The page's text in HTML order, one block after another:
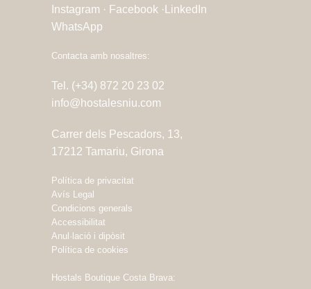
Instagram · Facebook · LinkedIn
WhatsApp
Contacta amb nosaltres:
Tel. (+34) 872 20 23 02
info@hostalesniu.com
Carrer dels Pescadors, 13,
17212 Tamariu, Girona
Política de privacitat
Avís Legal
Condicions generals
Accessibilitat
Anul·lació i dipòsit
Política de cookies
Hostals Boutique Costa Brava: